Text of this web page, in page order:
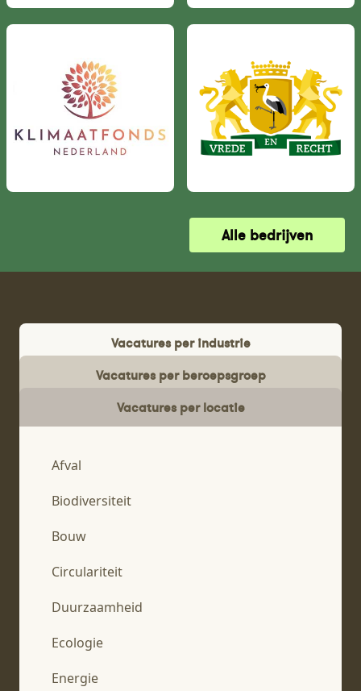
Alle bedrijven
Vacatures per industrie
Vacatures per beroepsgroep
Vacatures per locatie
Afval
Biodiversiteit
Bouw
Circulariteit
Duurzaamheid
Ecologie
Energie